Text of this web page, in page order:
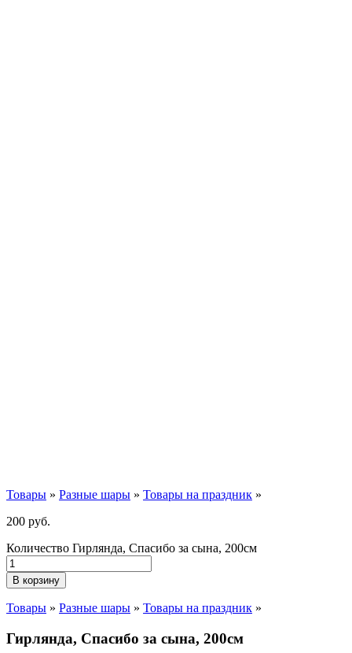
Товары » Разные шары » Товары на праздник »
200 руб.
Количество Гирлянда, Спасибо за сына, 200см
В корзину
Товары » Разные шары » Товары на праздник »
Гирлянда, Спасибо за сына, 200см